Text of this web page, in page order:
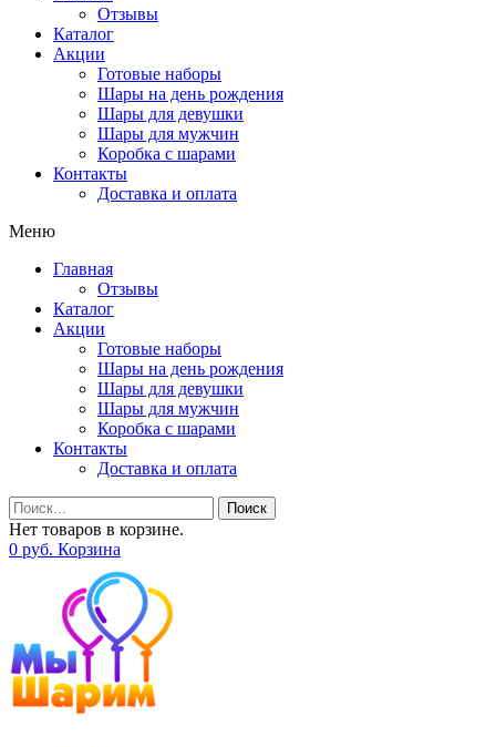
Отзывы
Каталог
Акции
Готовые наборы
Шары на день рождения
Шары для девушки
Шары для мужчин
Коробка с шарами
Контакты
Доставка и оплата
Меню
Главная
Отзывы
Каталог
Акции
Готовые наборы
Шары на день рождения
Шары для девушки
Шары для мужчин
Коробка с шарами
Контакты
Доставка и оплата
Поиск
Нет товаров в корзине.
0 руб. Корзина